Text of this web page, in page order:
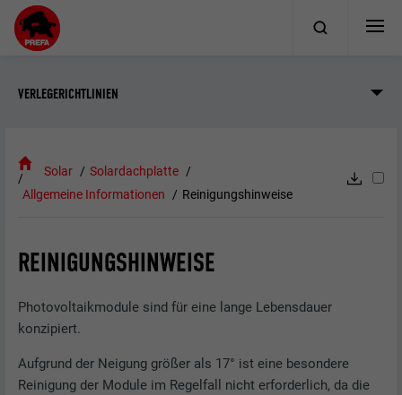
VERLEGERICHTLINIEN
Solar
Solardachplatte
Allgemeine Informationen
Reinigungshinweise
REINIGUNGSHINWEISE
Photovoltaikmodule sind für eine lange Lebensdauer
konzipiert.
Aufgrund der Neigung größer als 17° ist eine besondere
Reinigung der Module im Regelfall nicht erforderlich, da die